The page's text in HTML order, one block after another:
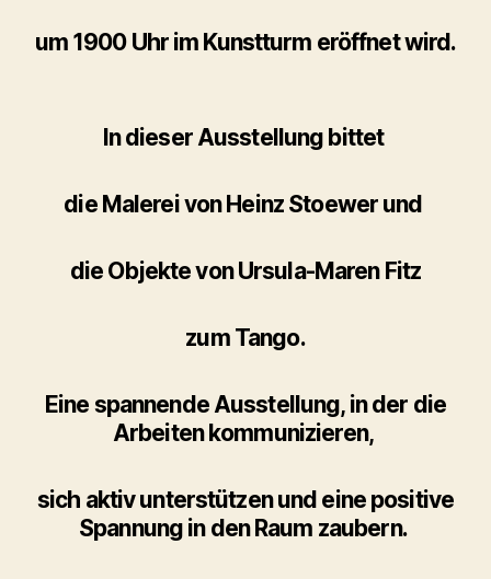
um 1900 Uhr im Kunstturm eröffnet wird.
In dieser Ausstellung bittet
die Malerei von Heinz Stoewer und
die Objekte von Ursula-Maren Fitz
zum Tango.
Eine spannende Ausstellung, in der die
Arbeiten kommunizieren,
sich aktiv unterstützen und eine positive
Spannung in den Raum zaubern.